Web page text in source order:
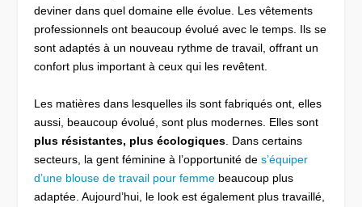
deviner dans quel domaine elle évolue. Les vêtements
professionnels ont beaucoup évolué avec le temps. Ils se
sont adaptés à un nouveau rythme de travail, offrant un
confort plus important à ceux qui les revêtent.
Les matières dans lesquelles ils sont fabriqués ont, elles
aussi, beaucoup évolué, sont plus modernes. Elles sont
plus résistantes, plus écologiques . Dans certains
secteurs, la gent féminine à l’opportunité des’équiper
d’une blouse de travail pour femme beaucoup plus
adaptée. Aujourd’hui, le look est également plus travaillé,